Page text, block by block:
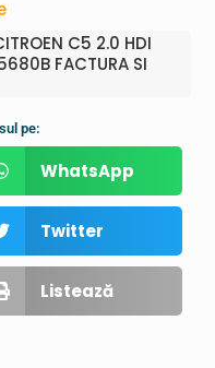
C5 2.0 HDI
FACTURA SI
pe:
WhatsApp
Twitter
Listează